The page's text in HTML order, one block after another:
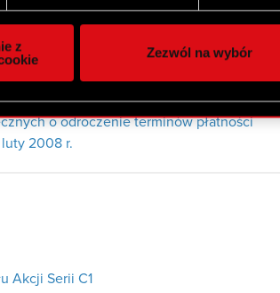
do spersonalizowania treści i reklam, aby
i analitycznym. Partnerzy mogą
podczas korzystania z ich
cookie.
z
Zezwól na wybór
o odroczenie terminów płatności
luty 2008 r.
Akcji Serii C1